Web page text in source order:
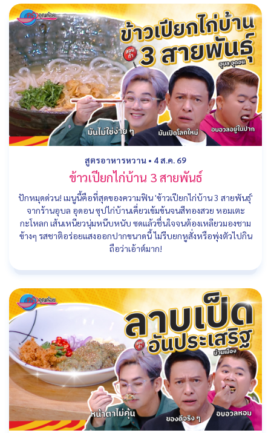
สูตรอาหารหวาน • 4 ส.ค. 69
ข้าวเปียกไก่บ้าน 3 สายพันธ์
ปักหมุดด่วน! เมนูนี้คือที่สุดของความฟิน 'ข้าวเปียกไก่บ้าน 3 สายพันธุ์'
จากร้านอุบล อุดอน ซุปไก่บ้านเคี่ยวเข้มข้นจนสีทองสวย หอมเตะ
กะโหลก เส้นเหนียวนุ่มหนึบหนับ ซดแล้วชื่นใจจนต้องเหลียวมองชาม
ข้างๆ รสชาติอร่อยแสงออกปากขนาดนี้ ไม่รีบยกหูสั่งหรือพุ่งตัวไปกิน
ถือว่าเอ้าต์มาก!